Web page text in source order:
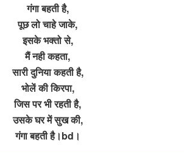
गंगा बहती है,
पूछ लो चाहे जाके,
इसके भक्तो से,
मैं नही कहता,
सारी दुनिया कहती है,
भोलें की किरपा,
जिस पर भी रहती है,
उसके घर में सुख की,
गंगा बहती है।bd।